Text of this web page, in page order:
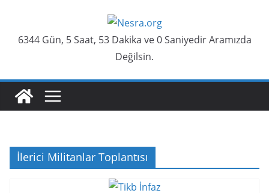
content6344 Gün, 5 Saat, 53 Dakika ve 0 Saniyedir Aramızda
Değilsin.
İlerici Militanlar Toplantısı